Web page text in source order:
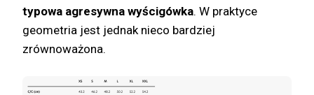
typowa agresywna wyścigówka. W praktyce
geometria jest jednak nieco bardziej
zrównoważona.